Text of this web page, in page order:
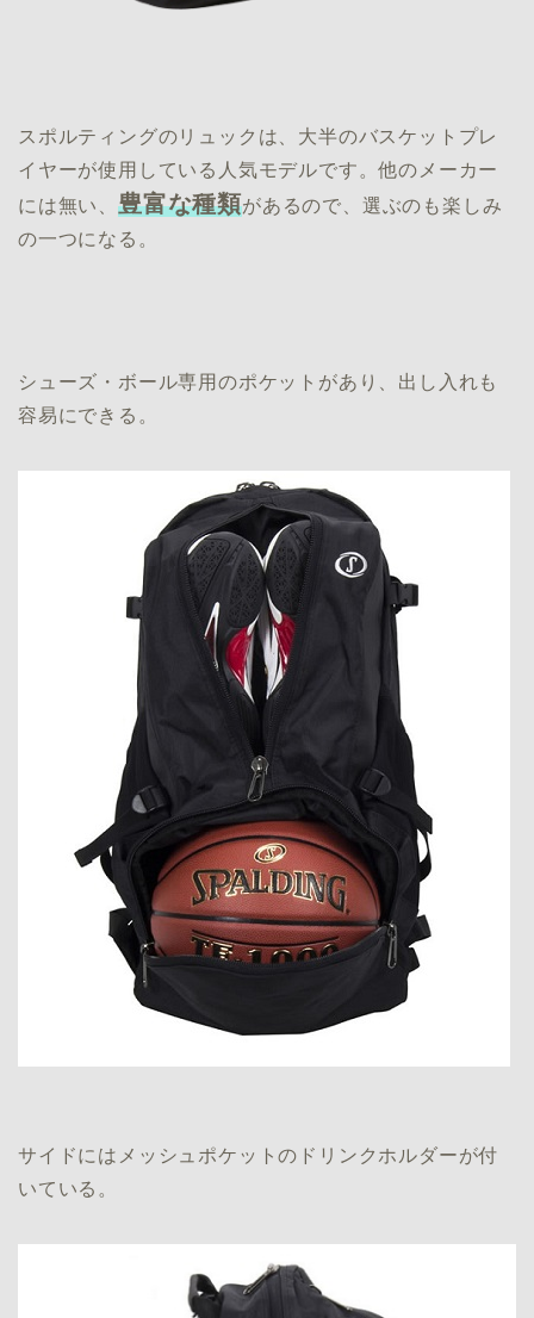
スポルティングのリュックは、大半のバスケットプレ
イヤーが使用している人気モデルです。他のメーカー
には無い、 豊富な種類があるので、選ぶのも楽しみ
の一つになる。
シューズ・ボール専用のポケットがあり、出し入れも
容易にできる。
サイドにはメッシュポケットのドリンクホルダーが付
いている。